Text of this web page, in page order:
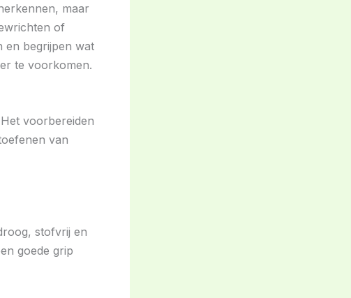
maar
of
en begrijpen wat
te voorkomen.
voorbereiden
van
stofvrij en
goede grip